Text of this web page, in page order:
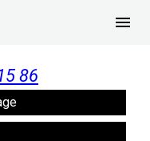
menu
86